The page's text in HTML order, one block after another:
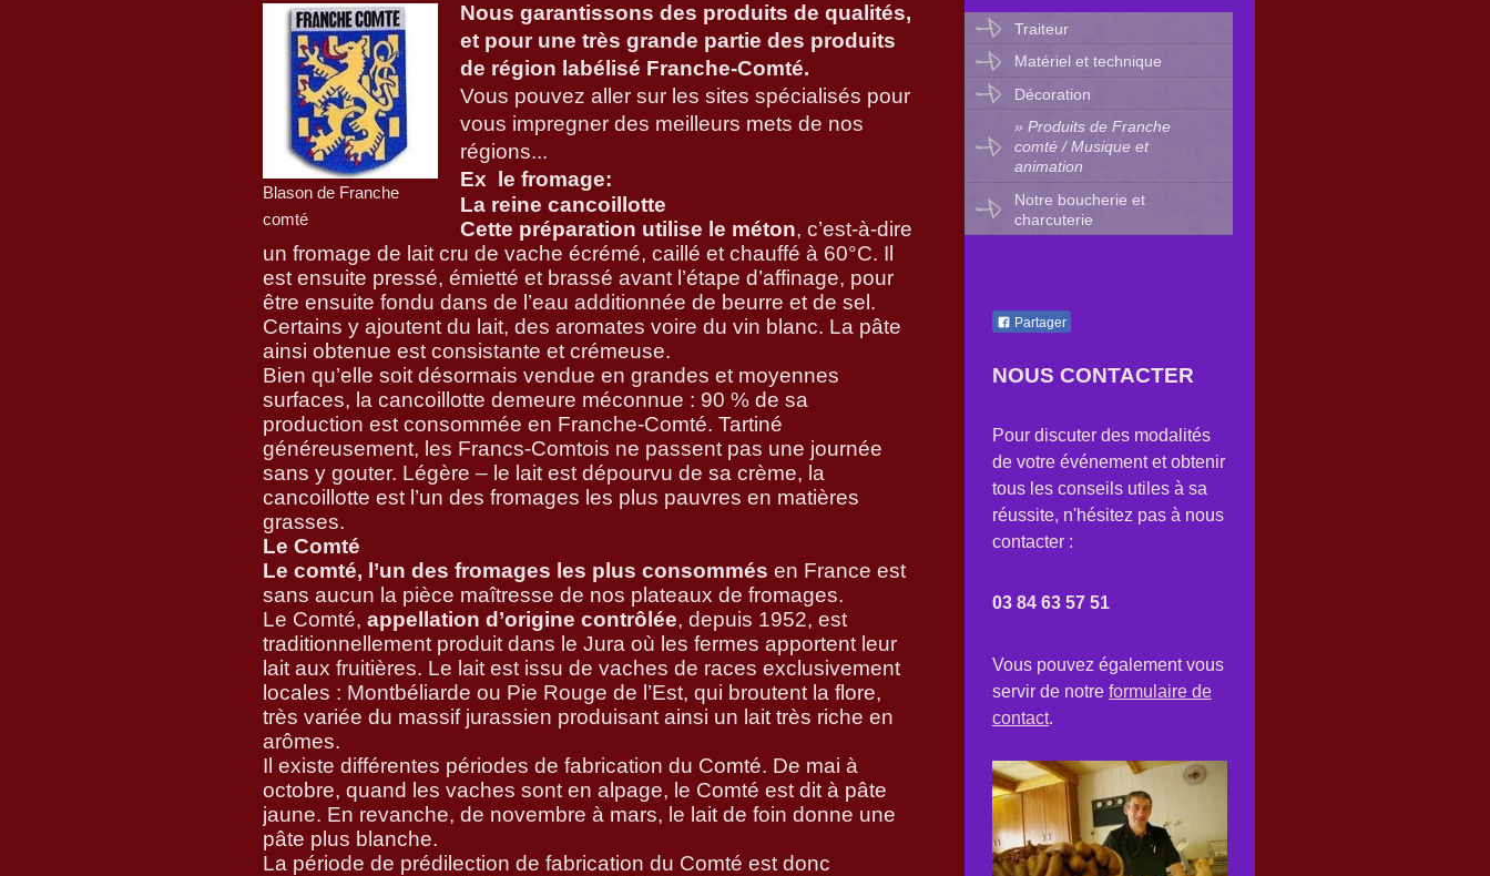
Blason de Franche
comté
Nous garantissons des produits de qualités,
et pour une très grande partie des produits
de région labélisé Franche-Comté.
Vous pouvez aller sur les sites spécialisés pour
vous impregner des meilleurs mets de nos
régions...
Ex le fromage:
La reine cancoillotte
Cette préparation utilise le méton, c’est-à-dire
un fromage de lait cru de vache écrémé, caillé et chauffé à 60°C. Il
est ensuite pressé, émietté et brassé avant l’étape d’affinage, pour
être ensuite fondu dans de l’eau additionnée de beurre et de sel.
Certains y ajoutent du lait, des aromates voire du vin blanc. La pâte
ainsi obtenue est consistante et crémeuse.
Bien qu’elle soit désormais vendue en grandes et moyennes
surfaces, la cancoillotte demeure méconnue : 90 % de sa
production est consommée en Franche-Comté. Tartiné
généreusement, les Francs-Comtois ne passent pas une journée
sans y gouter. Légère – le lait est dépourvu de sa crème, la
cancoillotte est l’un des fromages les plus pauvres en matières
grasses.
Le Comté
Le comté, l’un des fromages les plus consommés en France est
sans aucun la pièce maîtresse de nos plateaux de fromages.
Le Comté, appellation d’origine contrôlée, depuis 1952, est
traditionnellement produit dans le Jura où les fermes apportent leur
lait aux fruitières. Le lait est issu de vaches de races exclusivement
locales : Montbéliarde ou Pie Rouge de l’Est, qui broutent la flore,
très variée du massif jurassien produisant ainsi un lait très riche en
arômes.
Il existe différentes périodes de fabrication du Comté. De mai à
octobre, quand les vaches sont en alpage, le Comté est dit à pâte
jaune. En revanche, de novembre à mars, le lait de foin donne une
pâte plus blanche.
La période de prédilection de fabrication du Comté est donc
Traiteur
Matériel et technique
Décoration
Produits de Franche
comté / Musique et
animation
Notre boucherie et
charcuterie
Partager
NOUS CONTACTER
Pour discuter des modalités
de votre événement et obtenir
tous les conseils utiles à sa
réussite, n'hésitez pas à nous
contacter :
03 84 63 57 51
Vous pouvez également vous
servir de notre formulaire de
contact.